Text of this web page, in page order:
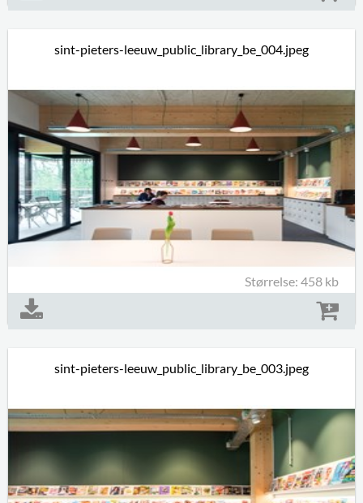
sint-pieters-leeuw_public_library_be_004.jpeg
Størrelse: 458 kb
sint-pieters-leeuw_public_library_be_003.jpeg